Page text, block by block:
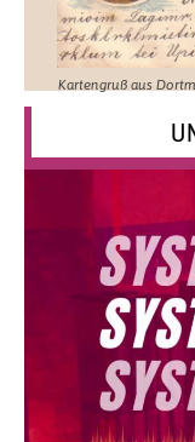
Kartengruß aus